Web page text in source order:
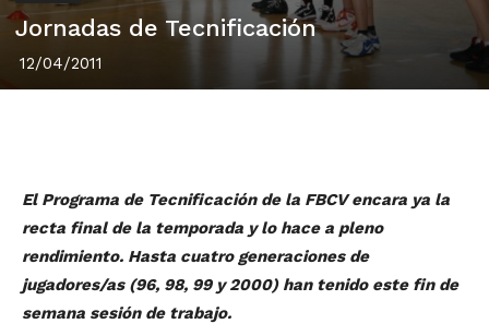
Jornadas de Tecnificación
12/04/2011
El Programa de Tecnificación de la FBCV encara ya la
recta final de la temporada y lo hace a pleno
rendimiento. Hasta cuatro generaciones de
jugadores/as (96, 98, 99 y 2000) han tenido este fin de
semana sesión de trabajo.